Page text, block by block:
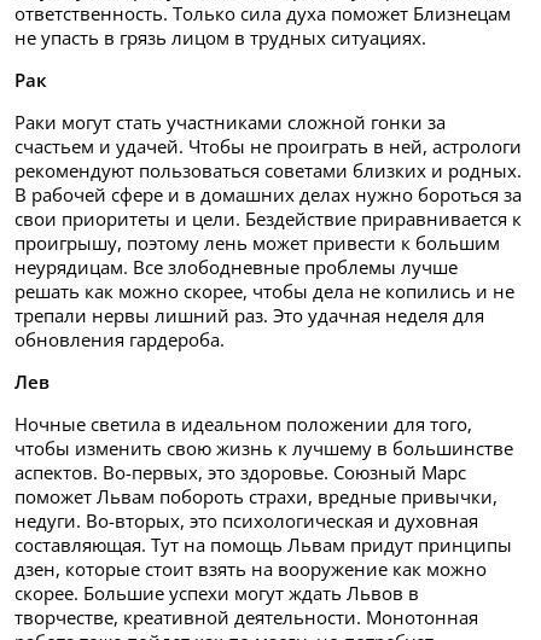
ответственность. Только сила духа поможет Близнецам
не упасть в грязь лицом в трудных ситуациях.
Рак
Раки могут стать участниками сложной гонки за
счастьем и удачей. Чтобы не проиграть в ней, астрологи
рекомендуют пользоваться советами близких и родных.
В рабочей сфере и в домашних делах нужно бороться за
свои приоритеты и цели. Бездействие приравнивается к
проигрышу, поэтому лень может привести к большим
неурядицам. Все злободневные проблемы лучше
решать как можно скорее, чтобы дела не копились и не
трепали нервы лишний раз. Это удачная неделя для
обновления гардероба.
Лев
Ночные светила в идеальном положении для того,
чтобы изменить свою жизнь к лучшему в большинстве
аспектов. Во-первых, это здоровье. Союзный Марс
поможет Львам побороть страхи, вредные привычки,
недуги. Во-вторых, это психологическая и духовная
составляющая. Тут на помощь Львам придут принципы
дзен, которые стоит взять на вооружение как можно
скорее. Большие успехи могут ждать Львов в
творчестве, креативной деятельности. Монотонная